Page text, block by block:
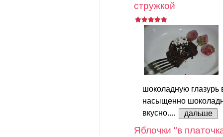
стружкой
шоколадную глазурь
насыщенно
вкусно....
дальше
Яблочки "в